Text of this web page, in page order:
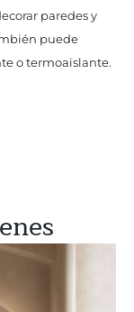
paredes y
puede
o termoaislante.